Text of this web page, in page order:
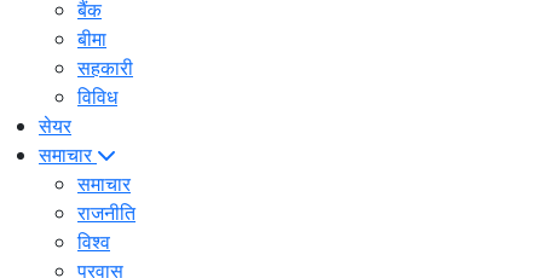
बैंक
बीमा
सहकारी
विविध
सेयर
समाचार
समाचार
राजनीति
विश्व
प्रवास